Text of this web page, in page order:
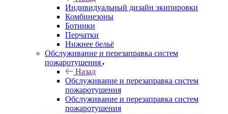
Индивидуальный дизайн экипировки
Комбинезоны
Ботинки
Перчатки
Нижнее бельё
Обслуживание и перезаправка систем
пожаротушения
Назад
Обслуживание и перезаправка систем
пожаротушения
Обслуживание и перезаправка систем
пожаротушения